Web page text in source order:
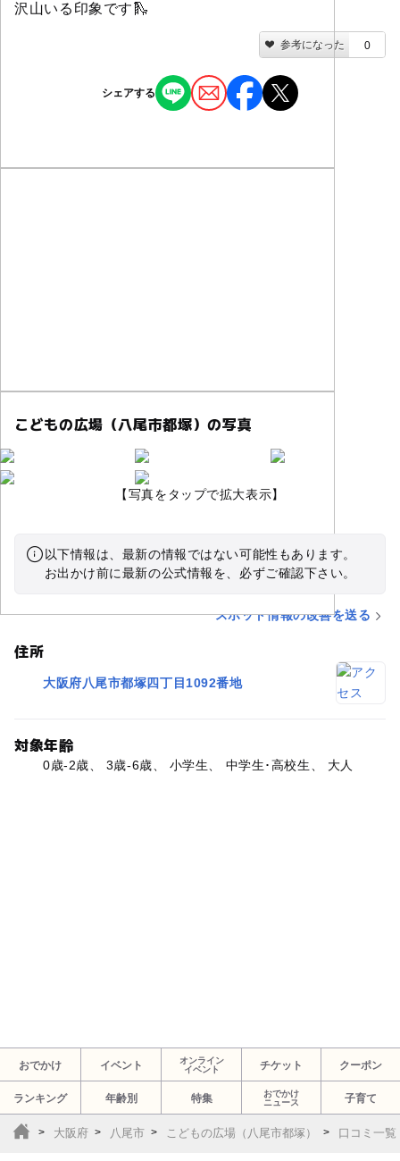
沢山いる印象です🛝
参考になった 0
シェアする
こどもの広場（八尾市都塚）の写真
【写真をタップで拡大表示】
以下情報は、最新の情報ではない可能性もあります。
お出かけ前に最新の公式情報を、必ずご確認下さい。
スポット情報の改善を送る
住所
大阪府八尾市都塚四丁目1092番地
対象年齢
0歳-2歳、 3歳-6歳、 小学生、 中学生･高校生、 大人
おでかけ イベント
オンライン
イベント
チケット クーポン
ランキング 年齢別 特集
おでかけ
ニュース
子育て
大阪府 八尾市 こどもの広場（八尾市都塚） 口コミ一覧